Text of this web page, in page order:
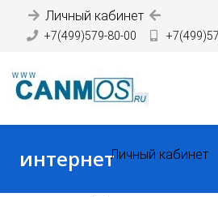
Личный кабинет
+7(499)579-80-00
Личный кабинет
интернет